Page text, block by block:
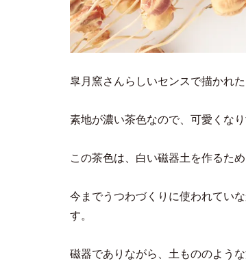
皐月窯さんらしいセンスで描かれ
素地が濃い茶色なので、可愛くな
この茶色は、白い磁器土を作るた
今までうつわづくりに使われてい
す。
磁器でありながら、土もののよう